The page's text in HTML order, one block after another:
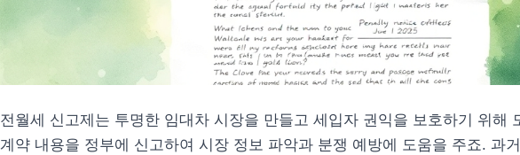
전월세 신고제는 투명한 임대차 시장을 만들고 세입자 권익을 보호하기 위해
계약 내용을 정부에 신고하여 시장 정보 파악과 분쟁 예방에 도움을 주죠. 과